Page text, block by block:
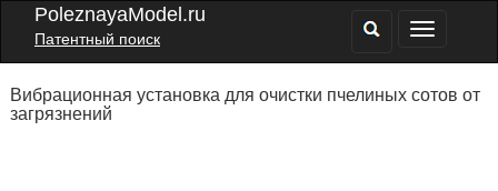
PoleznayaModel.ru
Патентный поиск
Вибрационная установка для очистки пчелиных сотов от
загрязнений